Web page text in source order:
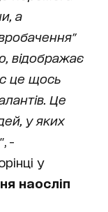
а
відображає
це щось
Це
у яких
", -
у
наосліп